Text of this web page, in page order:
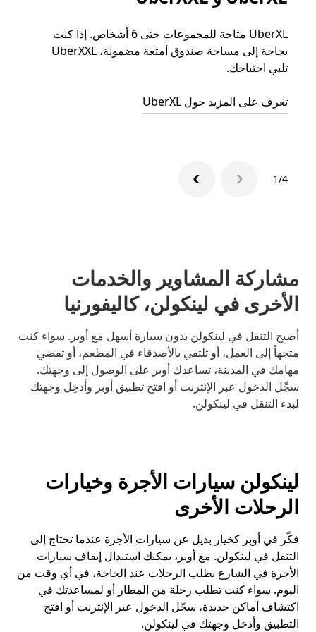
UberXL متاحة للمجموعات حتى 6 أشخاص. إذا كنت
بحاجة إلى مساحة صندوق أمتعة مضمونة، UberXXL
تلبي احتياجك.
تعرف على المزيد حول UberXL
1/4
مشاركة المشاوير والخدمات
الأخرى في لينكولن، كاليفورنيا
أصبح التنقل في لينكولن بدون سيارة أسهل مع أوبر. سواء كنت
متجهاً إلى العمل، أو تلتقي بالأصدقاء في المطعم، أو تقضي
مهامك في المدينة، تساعدك أوبر على الوصول إلى وجهتك.
سجِّل الدخول عبر الإنترنت أو افتح تطبيق أوبر وأدخِل وجهتك
لبدء التنقل في لينكولن.
لينكولن سيارات الأجرة وخيارات
الرحلات الأخرى
فكّر في أوبر كخيار بديل عن سيارات الأجرة عندما تحتاج إلى
التنقل في لينكولن. مع أوبر، يمكنك استبدال إيقاف سيارات
الأجرة في الشارع بطلب الرحلات عند الحاجة، في أي وقت من
اليوم. سواء كنت تطلب رحلة من المطار أو لمساعدتك في
اكتشاف أماكن جديدة، سجّل الدخول عبر الإنترنت أو افتح
التطبيق وأدخل وجهتك في لينكولن.